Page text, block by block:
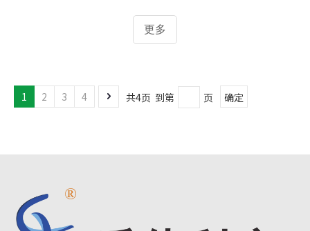
的基础条件，是民族昌盛和国家富强的重要标志，也是广大
人民群众的共同追求。在市场规模方面，养老产业也呈现出
更多
1 2 3 4 共4页 到第 页 确定